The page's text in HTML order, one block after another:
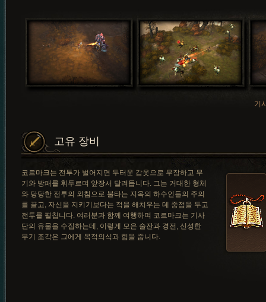
기
고유 장비
코르마크는 전투가 벌어지면 두터운 갑옷으로 무장하고 무
기와 방패를 휘두르며 앞장서 달려듭니다. 그는 거대한 형체
와 당당한 전투의 외침으로 불타는 지옥의 하수인들의 주의
를 끌고, 자신을 지키기보다는 적을 해치우는 데 중점을 두고
전투를 펼칩니다. 여러분과 함께 여행하며 코르마크는 기사
단의 유물을 수집하는데, 이렇게 모은 술잔과 경전, 신성한
무기 조각은 그에게 목적의식과 힘을 줍니다.